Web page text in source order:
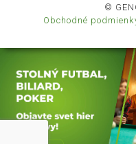
©
Obchodné